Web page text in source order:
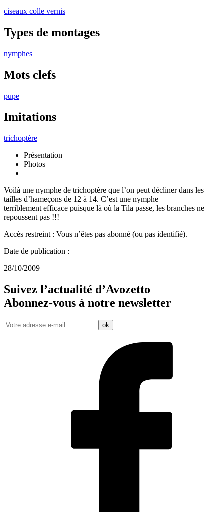
ciseaux colle vernis
Types de montages
nymphes
Mots clefs
pupe
Imitations
trichoptère
Présentation
Photos
Voilà une nymphe de trichoptère que l’on peut décliner dans les
tailles d’hameçons de 12 à 14. C’est une nymphe
terriblement efficace puisque là où la Tila passe, les branches ne
repoussent pas !!!
Accès restreint : Vous n’êtes pas abonné (ou pas identifié).
Date de publication :
28/10/2009
Suivez l’actualité d’Avozetto
Abonnez-vous à notre newsletter